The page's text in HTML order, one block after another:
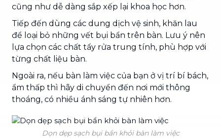
cũng như dễ dàng sắp xếp lại khoa học hơn.
Tiếp đến dùng các dung dịch vệ sinh, khăn lau
để loại bỏ những vết bụi bẩn trên bàn. Lưu ý nên
lựa chọn các chất tẩy rửa trung tính, phù hợp với
từng chất liệu bàn.
Ngoài ra, nếu bàn làm việc của bạn ở vị trí bí bách,
ẩm thấp thì hãy di chuyển đến nơi mới thông
thoáng, có nhiều ánh sáng tự nhiên hơn.
Dọn dẹp sạch bụi bẩn khỏi bàn làm việc